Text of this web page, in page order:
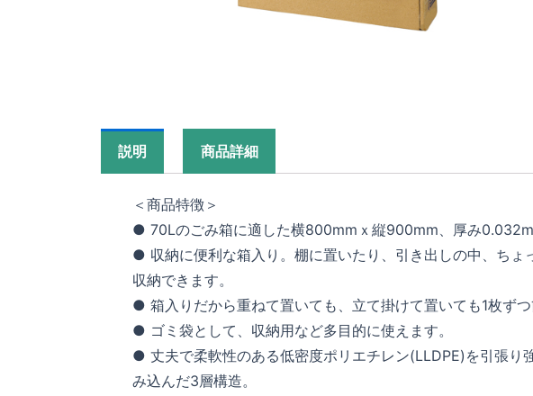
説明 商品詳細
＜商品特徴＞
● 70Lのごみ箱に適した横800mmｘ縦900mm、厚み
● 収納に便利な箱入り。棚に置いたり、引き出しの中、ちょ
収納できます。
● 箱入りだから重ねて置いても、立て掛けて置いても1枚ずつ
● ゴミ袋として、収納用など多目的に使えます。
● 丈夫で柔軟性のある低密度ポリエチレン(LLDPE)を引張り
み込んだ3層構造。